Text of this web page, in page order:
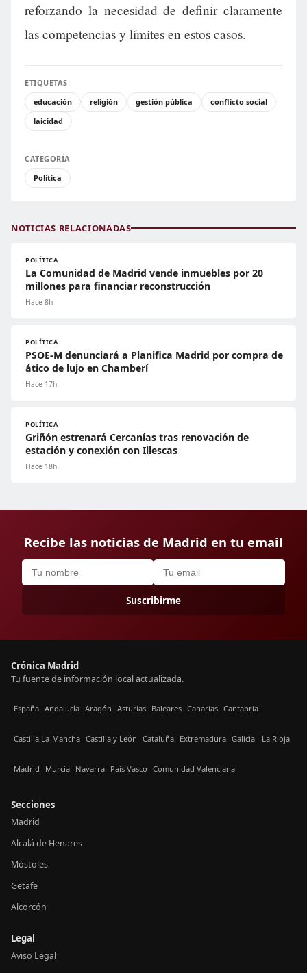
reforzando la necesidad de definir claramente
las competencias y límites en estos casos.
ETIQUETAS
educación
religión gestión pública
conflicto social
laicidad
CATEGORÍA
Política
NOTICIAS RELACIONADAS
POLÍTICA
La Comunidad de Madrid vende inmuebles por 20
millones para financiar reconstrucción
Hace 8h
POLÍTICA
PSOE-M denunciará a Planifica Madrid por compra de
ático de lujo en Chamberí
Hace 17h
POLÍTICA
Griñón estrenará Cercanías tras renovación de
estación y conexión con Illescas
Hace 18h
Recibe las noticias de Madrid en tu email
Suscribirme
Crónica Madrid
Tu fuente de información local actualizada.
España Andalucía Aragón Asturias Baleares Canarias Cantabria
Castilla La-Mancha Castilla y León Cataluña Extremadura Galicia La Rioja
Madrid Murcia Navarra País Vasco Comunidad Valenciana
Secciones
Madrid
Alcalá de Henares
Móstoles
Getafe
Alcorcón
Legal
Aviso Legal